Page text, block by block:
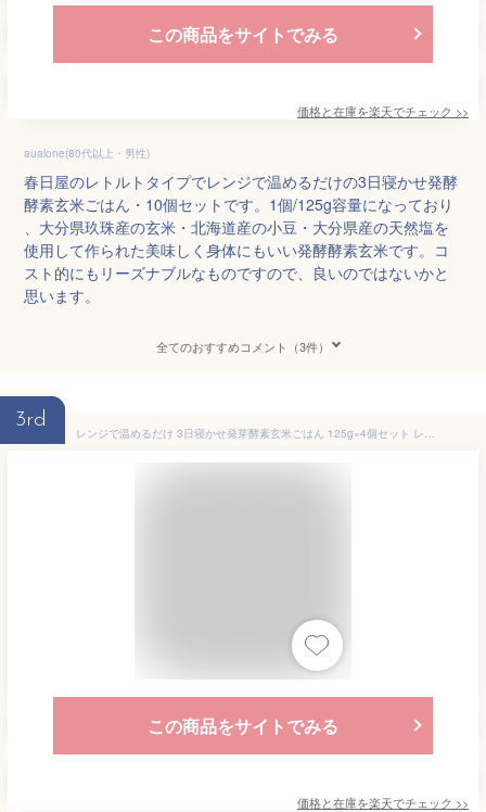
この商品をサイトでみる
価格と在庫を楽天でチェック >>
aualone(80代以上・男性)
春日屋のレトルトタイプでレンジで温めるだけの3日寝かせ発酵
酵素玄米ごはん・10個セットです。1個/125g容量になっており
、大分県玖珠産の玄米・北海道産の小豆・大分県産の天然塩を
使用して作られた美味しく身体にもいい発酵酵素玄米です。コ
スト的にもリーズナブルなものですので、良いのではないかと
思います。
全てのおすすめコメント（3件）
3rd
レンジで温めるだけ 3日寝かせ発芽酵素玄米ごはん 125g×4個セット レトルト 常温タイプ 大分県玖珠産玄米 北海道産小豆 ほっとコミュニケーション 春日屋【送料込】
この商品をサイトでみる
価格と在庫を楽天でチェック >>